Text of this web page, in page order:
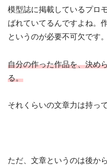
模型誌に掲載しているプロ
ばれていてるんですよね。
というのが必要不可欠です。
自分の作った作品を、決め
る。
それくらいの文章力は持っ
ただ、文章というのは後か